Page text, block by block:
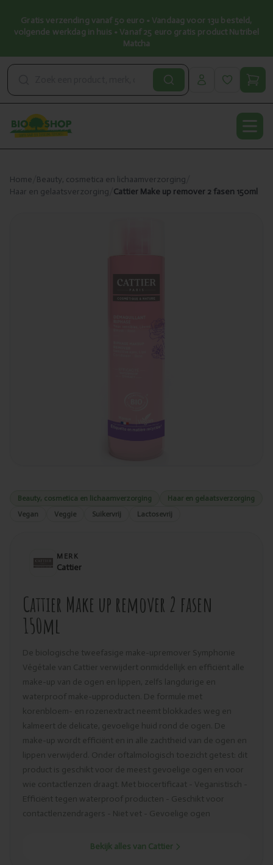
Gratis verzending vanaf 50 euro • Vandaag voor 13u besteld,
volgende werkdag in huis • Vanaf 25 euro gratis product Nutribel
Matcha
Home Beauty, cosmetica en lichaamverzorging
Haar en gelaatsverzorging Cattier Make up remover 2 fasen 150ml
Beauty, cosmetica en lichaamverzorging
Haar en gelaatsverzorging
Vegan
Veggie Suikervrij Lactosevrij
MERK
Cattier
Cattier Make up remover 2 fasen
150ml
De biologische tweefasige make-upremover Symphonie
Végétale van Cattier verwijdert onmiddellijk en efficiënt alle
make-up van de ogen en lippen, zelfs langdurige en
waterproof make-upproducten. De formule met
korenbloem- en rozenextract neemt blokkades weg en
kalmeert de delicate, gevoelige huid rond de ogen. De
make-up wordt efficiënt en in alle zachtheid van de ogen en
lippen verwijderd. Onder oftalmologisch toezicht getest: dit
product is geschikt voor de meest gevoelige ogen en voor
wie contactlenzen draagt. Met biocertificaat - Veganistisch -
Efficiënt tegen waterproof producten - Geschikt voor
contactlenzendragers - Niet vet - Gevoelige ogen
Bekijk alles van Cattier